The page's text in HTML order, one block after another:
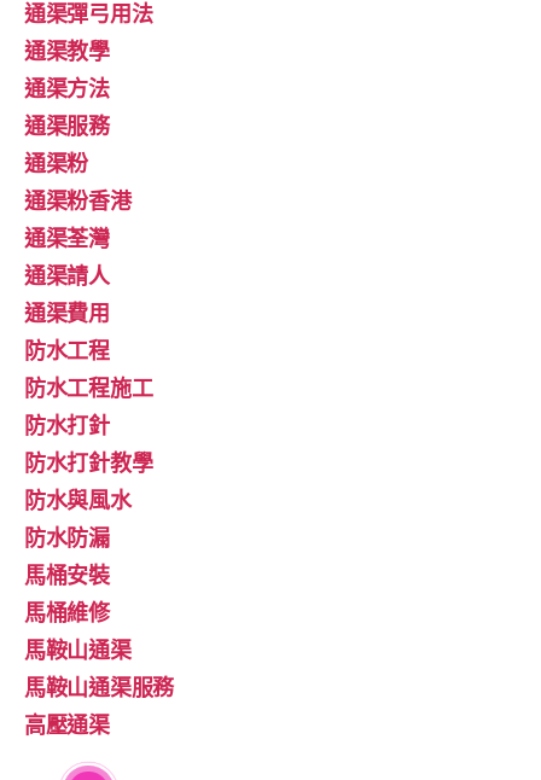
通渠彈弓用法
通渠教學
通渠方法
通渠服務
通渠粉
通渠粉香港
通渠荃灣
通渠請人
通渠費用
防水工程
防水工程施工
防水打針
防水打針教學
防水與風水
防水防漏
馬桶安裝
馬桶維修
馬鞍山通渠
馬鞍山通渠服務
高壓通渠